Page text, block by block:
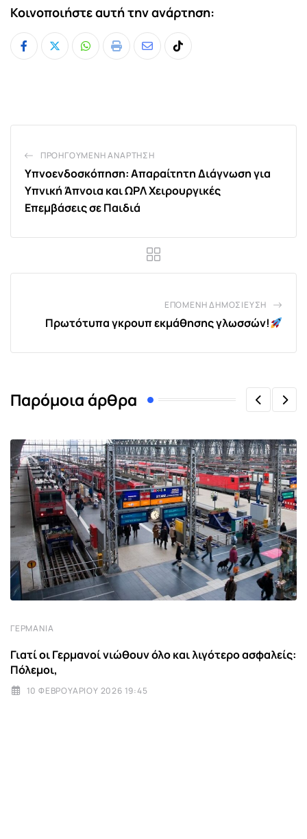
Κοινοποιήστε αυτή την ανάρτηση:
Whatsapp
Print
ShareTiktok
ΠΡΟΗΓΟΎΜΕΝΗ ΑΝΆΡΤΗΣΗ
Υπνοενδοσκόπηση: Απαραίτητη Διάγνωση για
Υπνική Άπνοια και ΩΡΛ Χειρουργικές
Επεμβάσεις σε Παιδιά
ΕΠΌΜΕΝΗ ΔΗΜΟΣΊΕΥΣΗ
Πρωτότυπα γκρουπ εκμάθησης γλωσσών!
Παρόμοια άρθρα
ΓΕΡΜΑΝΊΑ
Γιατί οι Γερμανοί νιώθουν όλο και λιγότερο ασφαλείς:
Πόλεμοι,
10 ΦΕΒΡΟΥΑΡΊΟΥ 2026 19:45